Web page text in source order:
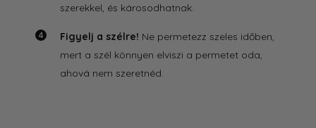
szerekkel, és károsodhatnak.
Figyelj a szélre! Ne permetezz szeles időben,
mert a szél könnyen elviszi a permetet oda,
ahová nem szeretnéd.